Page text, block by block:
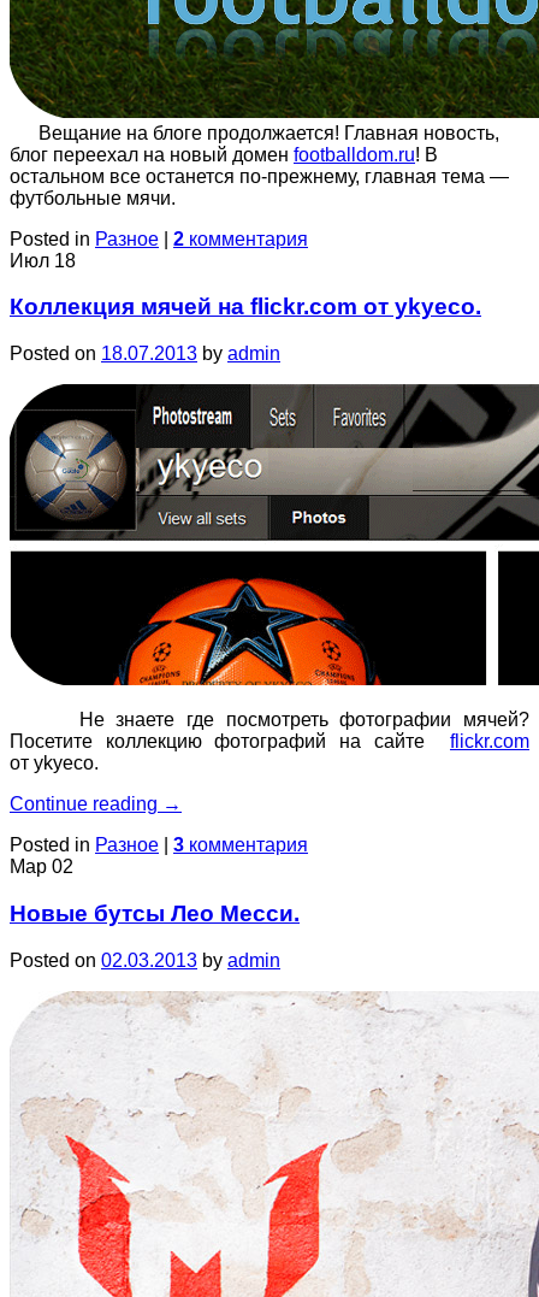
Вещание на блоге продолжается! Главная новость,
блог переехал на новый домен footballdom.ru! В
остальном все останется по-прежнему, главная тема —
футбольные мячи.
Posted in Разное 2 комментария
Июл 18
Коллекция мячей на flickr.com от ykyeco.
Posted on 18.07.2013 by admin
Не знаете где посмотреть фотографии мячей?
Посетите коллекцию фотографий на сайте flickr.com
от ykyeco.
Continue reading →
Posted in Разное 3 комментария
Мар 02
Новые бутсы Лео Месси.
Posted on 02.03.2013 by admin